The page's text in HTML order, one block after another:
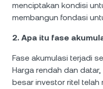
menciptakan kondisi
membangun fondasi
2. Apa itu fase
Fase akumulasi terjadi
Harga rendah dan
besar investor ritel telah